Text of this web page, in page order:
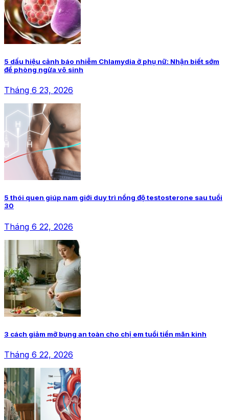
5 dấu hiệu cảnh báo nhiễm Chlamydia ở phụ nữ: Nhận biết sớm
để phòng ngừa vô sinh
Tháng 6 23, 2026
5 thói quen giúp nam giới duy trì nồng độ testosterone sau tuổi
30
Tháng 6 22, 2026
3 cách giảm mỡ bụng an toàn cho chị em tuổi tiền mãn kinh
Tháng 6 22, 2026